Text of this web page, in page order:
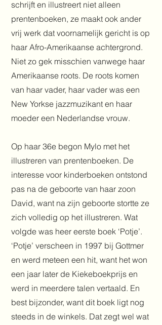
schrijft en illustreert niet alleen
prentenboeken, ze maakt ook ander
vrij werk dat voornamelijk gericht is op
haar Afro-Amerikaanse achtergrond.
Niet zo gek misschien vanwege haar
Amerikaanse roots. De roots komen
van haar vader, haar vader was een
New Yorkse jazzmuzikant en haar
moeder een Nederlandse vrouw.
Op haar 36e begon Mylo met het
illustreren van prentenboeken. De
interesse voor kinderboeken ontstond
pas na de geboorte van haar zoon
David, want na zijn geboorte stortte ze
zich volledig op het illustreren. Wat
volgde was heer eerste boek ‘Potje’.
‘Potje’ verscheen in 1997 bij Gottmer
en werd meteen een hit, want het won
een jaar later de Kiekeboekprijs en
werd in meerdere talen vertaald. En
best bijzonder, want dit boek ligt nog
steeds in de winkels. Dat zegt wel wat